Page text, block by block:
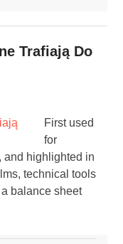
Trafiają Do
First used
for
and highlighted in
technical tools
balance sheet